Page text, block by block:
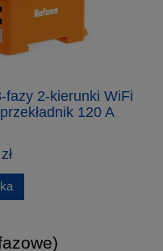
fazy 2-kierunki WiFi
120 A